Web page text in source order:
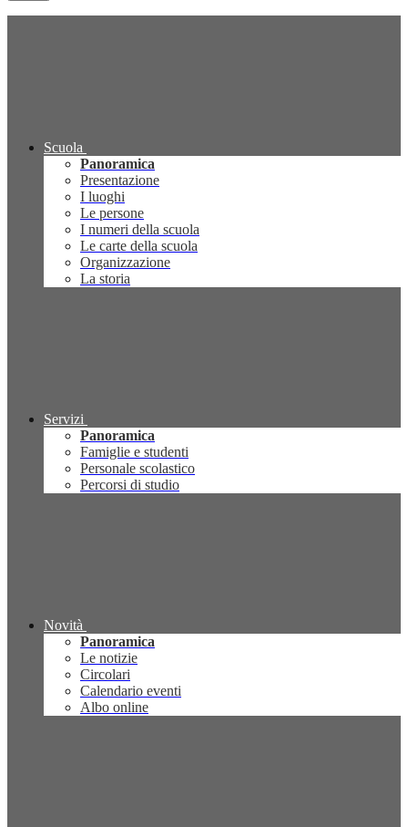
Scuola
Panoramica
Presentazione
I luoghi
Le persone
I numeri della scuola
Le carte della scuola
Organizzazione
La storia
Servizi
Panoramica
Famiglie e studenti
Personale scolastico
Percorsi di studio
Novità
Panoramica
Le notizie
Circolari
Calendario eventi
Albo online